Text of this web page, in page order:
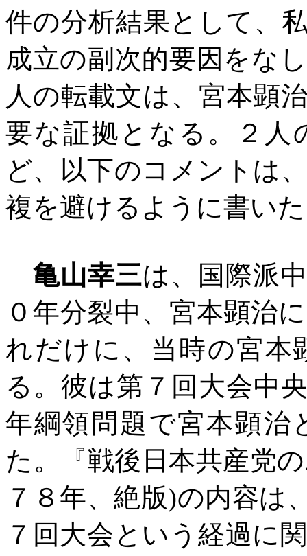
件の分析結果として、
成立の副次的要因をな
人の転載文は、宮本顕
要な証拠となる。２人
ど、以下のコメントは
複を避けるように書い
亀山幸三は、国際派
０年分裂中、宮本顕治
れだけに、当時の宮本
る。彼は第７回大会中
年綱領問題で宮本顕治
た。『戦後日本共産党
７８年、絶版)の内容は
７回大会という経過に